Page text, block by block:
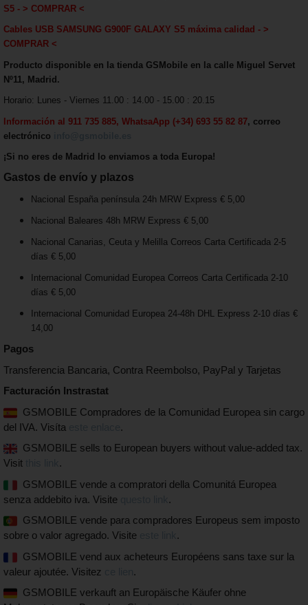
S5 - > COMPRAR <
Cables USB SAMSUNG G900F GALAXY S5 máxima calidad - >
COMPRAR <
Producto disponible en la tienda GSMobile en la calle Miguel Servet
Nº11, Madrid.
Horario: Lunes - Viernes 11.00 : 14.00 - 15.00 : 20.15
Información al 911 735 885, WhatsaApp (+34) 693 55 82 87, correo
electrónico
¡Si no eres de Madrid lo enviamos a toda Europa!
Gastos de envío y plazos
Nacional España península 24h MRW Express € 5,00
Nacional Baleares 48h MRW Express € 5,00
Nacional Canarias, Ceuta y Melilla Correos Carta Certificada 2-5
días € 5,00
Internacional Comunidad Europea Correos Carta Certificada 2-10
días € 5,00
Internacional Comunidad Europea 24-48h DHL Express 2-10 días €
14,00
Pagos
Transferencia Bancaria, Contra Reembolso, PayPal y Tarjetas
Facturación Instrastat
GSMOBILE Compradores de la Comunidad Europea sin cargo
del IVA. Visíta
.
GSMOBILE sells to European buyers without value-added tax.
Visit
.
GSMOBILE vende a compratori della Comunitá Europea
senza addebito iva. Visite
.
GSMOBILE vende para compradores Europeus sem imposto
sobre o valor agregado. Visite
.
GSMOBILE vend aux acheteurs Européens sans taxe sur la
valeur ajoutée. Visitez
.
GSMOBILE verkauft an Europäische Käufer ohne